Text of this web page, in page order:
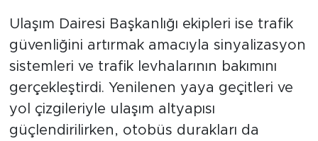
Ulaşım Dairesi Başkanlığı ekipleri ise trafik
güvenliğini artırmak amacıyla sinyalizasyon
sistemleri ve trafik levhalarının bakımını
gerçekleştirdi. Yenilenen yaya geçitleri ve
yol çizgileriyle ulaşım altyapısı
güçlendirilirken, otobüs durakları da